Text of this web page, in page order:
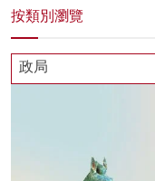
按類別瀏覽
政局